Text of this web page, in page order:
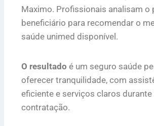
Maximo. Profissionais analisam o
beneficiário para recomendar o
saúde unimed disponível.
O resultado é um seguro saúde
oferecer tranquilidade, com
eficiente e serviços claros durante
contratação.